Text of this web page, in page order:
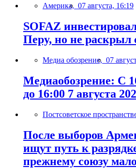
Америка, 07 августа, 16:19
SOFAZ
Перу, но не раскрыл
Медиа обозрение, 07
Медиаобозрение: С
до 16:00 7 августа
Постсоветское
После выборов
ищут путь к
прежнему союзу